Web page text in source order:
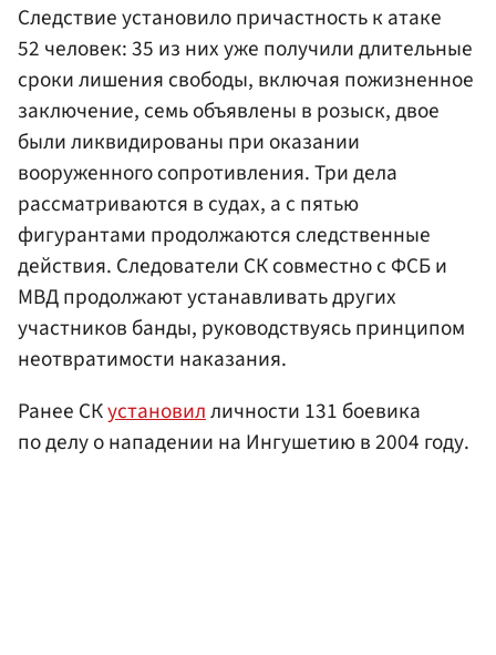
Следствие установило причастность к атаке
52 человек: 35 из них уже получили длительные
сроки лишения свободы, включая пожизненное
заключение, семь объявлены в розыск, двое
были ликвидированы при оказании
вооруженного сопротивления. Три дела
рассматриваются в судах, а с пятью
фигурантами продолжаются следственные
действия. Следователи СК совместно с ФСБ и
МВД продолжают устанавливать других
участников банды, руководствуясь принципом
неотвратимости наказания.
Ранее СКустановилличности 131 боевика
по делу о нападении на Ингушетию в 2004 году.